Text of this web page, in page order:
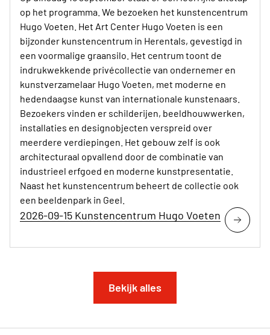
op het programma. We bezoeken het kunstencentrum
Hugo Voeten. Het Art Center Hugo Voeten is een
bijzonder kunstencentrum in Herentals, gevestigd in
een voormalige graansilo. Het centrum toont de
indrukwekkende privécollectie van ondernemer en
kunstverzamelaar Hugo Voeten, met moderne en
hedendaagse kunst van internationale kunstenaars.
Bezoekers vinden er schilderijen, beeldhouwwerken,
installaties en designobjecten verspreid over
meerdere verdiepingen. Het gebouw zelf is ook
architecturaal opvallend door de combinatie van
industrieel erfgoed en moderne kunstpresentatie.
Naast het kunstencentrum beheert de collectie ook
een beeldenpark in Geel.
2026-09-15 Kunstencentrum Hugo Voeten
Bekijk alles